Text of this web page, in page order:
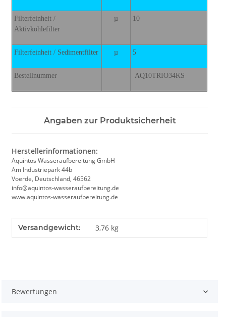
Filterfeinheit /
Aktivkohlefilter
µ 10
Filterfeinheit / Sedimentfilter µ 5
Bestellnummer AQ10TRIO34KS
Angaben zur Produktsicherheit
Herstellerinformationen:
Aquintos Wasseraufbereitung GmbH
Am Industriepark 44b
Voerde, Deutschland, 46562
info@aquintos-wasseraufbereitung.de
www.aquintos-wasseraufbereitung.de
Versandgewicht: 3,76 kg
Bewertungen